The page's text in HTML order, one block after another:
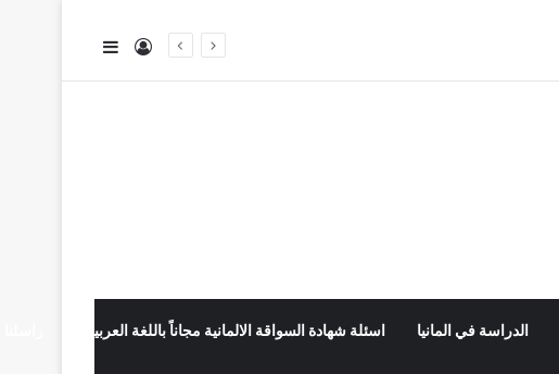
تسجيل الدخول
الدراسة في المانيا اسئلة شهادة السواقة الالمانية مجاناً باللغة العربية